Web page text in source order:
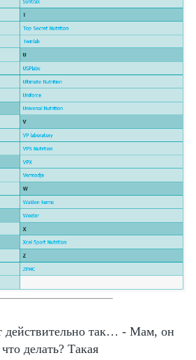
действительно так… - Мам, он
делать? Такая